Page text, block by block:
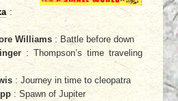
:
Williams : Battle before down
: Thompson’s time traveling
: Journey in time to cleopatra
: Spawn of Jupiter